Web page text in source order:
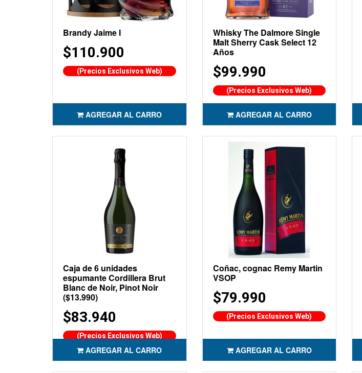
Brandy Jaime I
$110.900
(Precios Exclusivos Web)
AGREGAR AL CARRO
Whisky The Dalmore Single
Malt Sherry Cask Select 12
Años
$99.990
(Precios Exclusivos Web)
AGREGAR AL CARRO
Caja de 6 unidades
espumante Cordillera Brut
Blanc de Noir, Pinot Noir
($13.990)
$83.940
(Precios Exclusivos Web)
AGREGAR AL CARRO
Coñac, cognac Remy Martin
VSOP
$79.990
(Precios Exclusivos Web)
AGREGAR AL CARRO